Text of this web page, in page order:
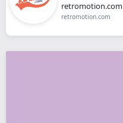
retromotion.com
retromotion.com